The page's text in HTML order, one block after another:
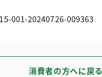
001-20240726-009363
消費者の方へに戻る